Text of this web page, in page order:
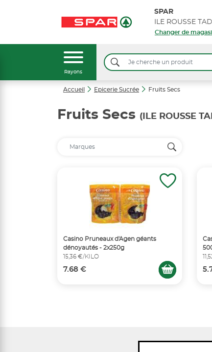
SPAR
Changer de
Rayons
Accueil Epicerie Sucrée Fruits Secs
Fruits Secs (ILE ROUSSE
Casino Pruneaux d'Agen géants
dénoyautés - 2x250g
15,36 €/KILO
7.68 €